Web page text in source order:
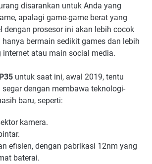
disarankan untuk Anda yang
apalagi game-game berat yang
dengan prosesor ini akan lebih cocok
bermain sedikit games dan lebih
internet atau main social media.
untuk saat ini, awal 2019, tentu
dengan membawa teknologi-
baru, seperti:
kamera.
efisien, dengan pabrikasi 12nm yang
baterai.